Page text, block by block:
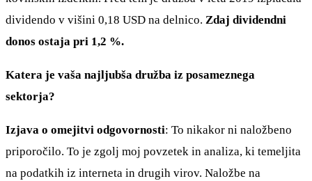
dividendo v višini 0,18 USD na delnico. Zdaj dividendni
donos ostaja pri 1,2 %.
Katera je vaša najljubša družba iz posameznega
sektorja?
Izjava o omejitvi odgovornosti: To nikakor ni naložbeno
priporočilo. To je zgolj moj povzetek in analiza, ki temeljita
na podatkih iz interneta in drugih virov. Naložbe na